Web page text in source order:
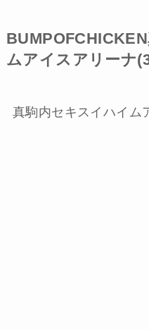
ムアイスアリーナ
真駒内セキスイハイム